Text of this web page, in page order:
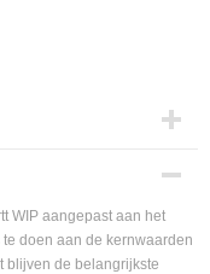
WIP aangepast aan het
doen aan de kernwaarden
blijven de belangrijkste